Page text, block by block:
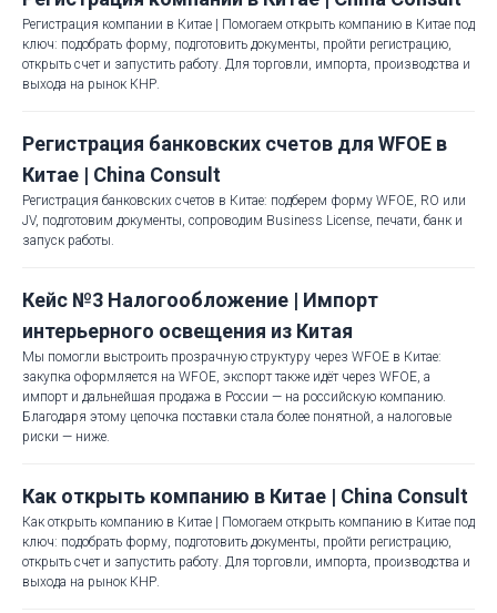
Регистрация компании в Китае | Помогаем открыть компанию в Китае под
ключ: подобрать форму, подготовить документы, пройти регистрацию,
открыть счет и запустить работу. Для торговли, импорта, производства и
выхода на рынок КНР.
Регистрация банковских счетов для WFOE в
Китае | China Consult
Регистрация банковских счетов в Китае: подберем форму WFOE, RO или
JV, подготовим документы, сопроводим Business License, печати, банк и
запуск работы.
Кейс №3 Налогообложение | Импорт
интерьерного освещения из Китая
Мы помогли выстроить прозрачную структуру через WFOE в Китае:
закупка оформляется на WFOE, экспорт также идёт через WFOE, а
импорт и дальнейшая продажа в России — на российскую компанию.
Благодаря этому цепочка поставки стала более понятной, а налоговые
риски — ниже.
Как открыть компанию в Китае | China Consult
Как открыть компанию в Китае | Помогаем открыть компанию в Китае под
ключ: подобрать форму, подготовить документы, пройти регистрацию,
открыть счет и запустить работу. Для торговли, импорта, производства и
выхода на рынок КНР.